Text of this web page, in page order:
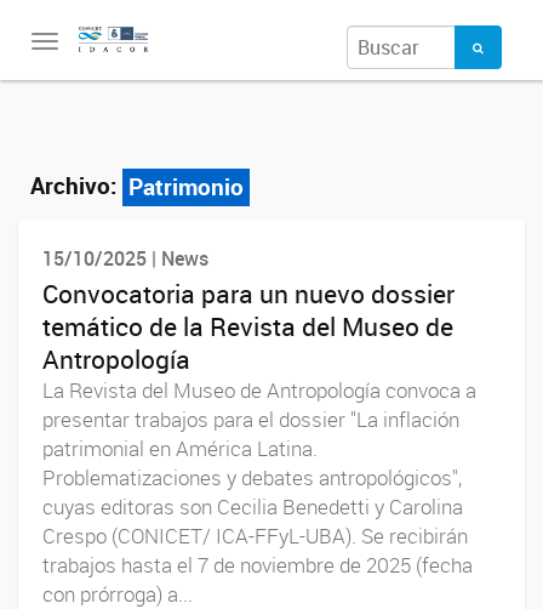
Toggle
Archivo: Patrimonio
15/10/2025 | News
Convocatoria para un nuevo dossier
temático de la Revista del Museo de
Antropología
La Revista del Museo de Antropología convoca a
presentar trabajos para el dossier "La inflación
patrimonial en América Latina.
Problematizaciones y debates antropológicos",
cuyas editoras son Cecilia Benedetti y Carolina
Crespo (CONICET/ ICA-FFyL-UBA). Se recibirán
trabajos hasta el 7 de noviembre de 2025 (fecha
con prórroga) a...